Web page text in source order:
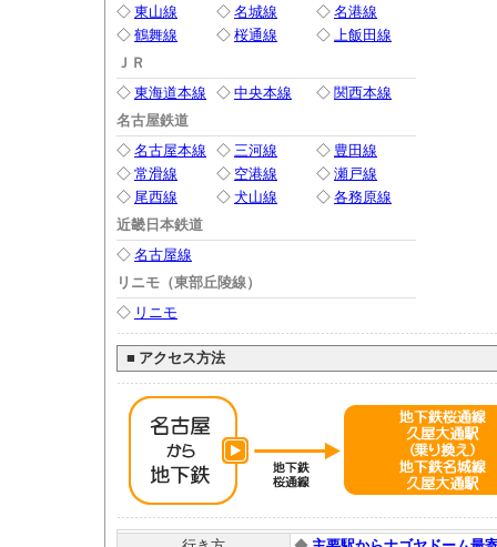
◇ 東山線 ◇ 名城線 ◇ 名港線
◇ 鶴舞線 ◇ 桜通線 ◇ 上飯田線
ＪＲ
◇ 東海道本線 ◇ 中央本線 ◇ 関西本線
名古屋鉄道
◇ 名古屋本線 ◇ 三河線 ◇ 豊田線
◇ 常滑線 ◇ 空港線 ◇ 瀬戸線
◇ 尾西線 ◇ 犬山線 ◇ 各務原線
近畿日本鉄道
◇ 名古屋線
リニモ（東部丘陵線）
◇ リニモ
■ アクセス方法